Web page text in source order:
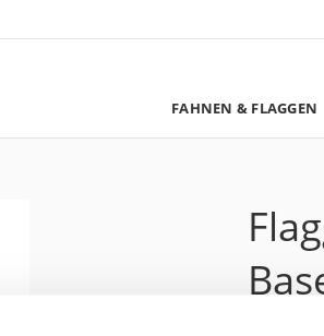
FAHNEN & FLAGGEN